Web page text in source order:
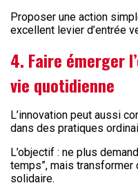
Proposer une action
excellent levier d’entrée
4. Faire émerger
vie quotidienne
L’innovation peut aussi
dans des pratiques
L’objectif : ne plus
temps”, mais transformer
solidaire.